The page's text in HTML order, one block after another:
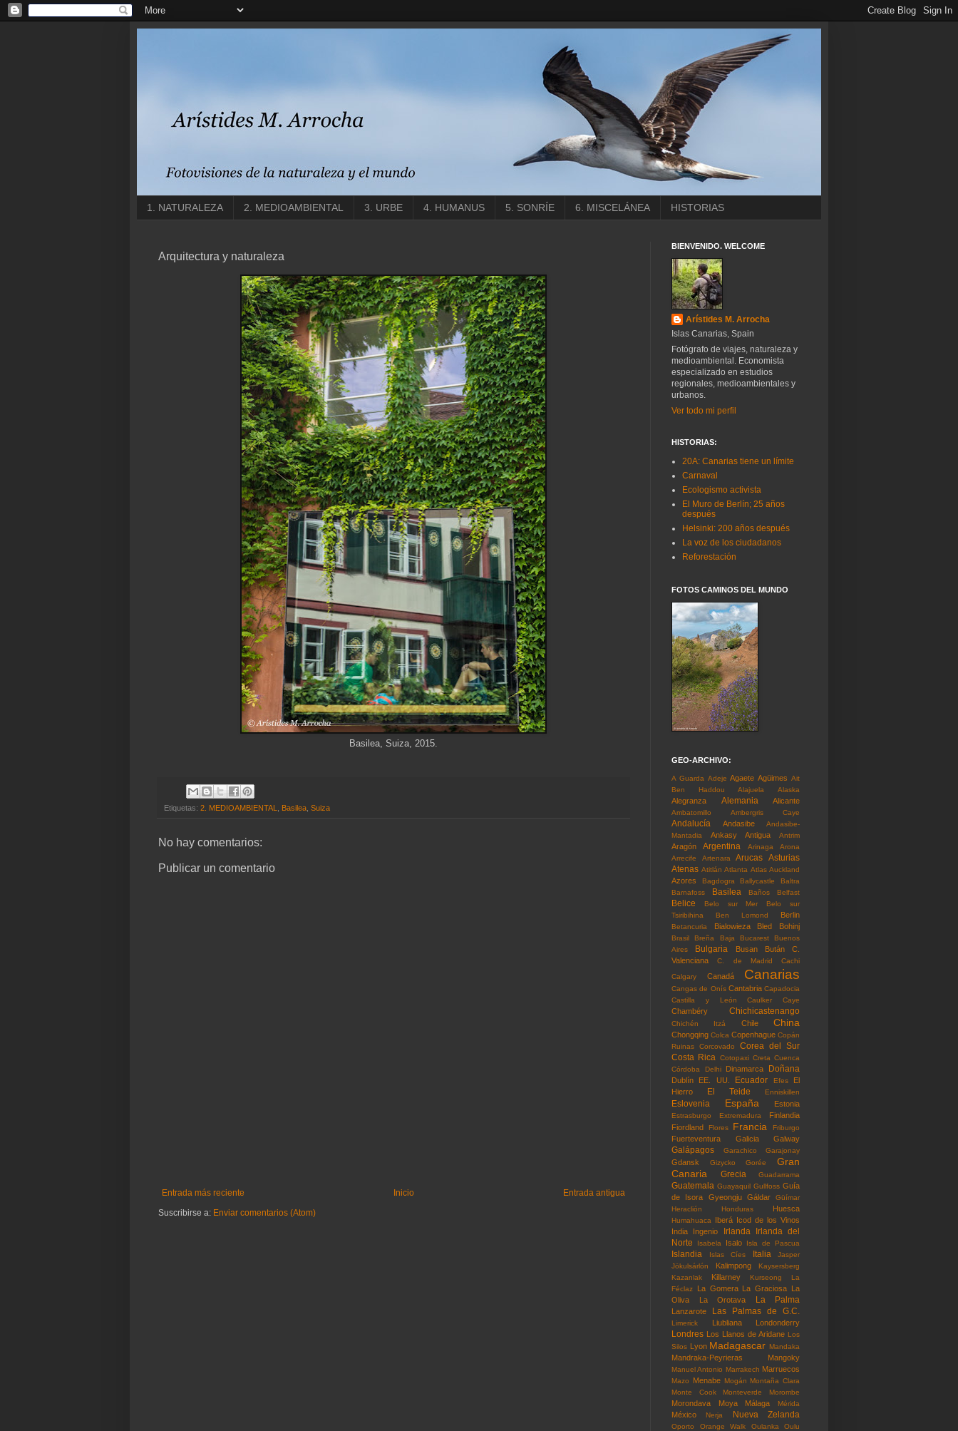
1. NATURALEZA 2. MEDIOAMBIENTAL 3. URBE 4. HUMANUS 5. SONRÍE 6. MISCELÁNEA HISTORIAS
Arquitectura y naturaleza
Basilea, Suiza, 2015.
Etiquetas: 2. MEDIOAMBIENTAL Basilea Suiza
No hay comentarios:
Publicar un comentario
Entrada más reciente Entrada antigua
Inicio
Suscribirse a: Enviar comentarios (Atom)
BIENVENIDO. WELCOME
Arístides M. Arrocha
Islas Canarias, Spain
Fotógrafo de viajes, naturaleza y
medioambiental. Economista
especializado en estudios
regionales, medioambientales y
urbanos.
Ver todo mi perfil
HISTORIAS:
20A: Canarias tiene un límite
Carnaval
Ecologismo activista
El Muro de Berlín; 25 años
después
Helsinki: 200 años después
La voz de los ciudadanos
Reforestación
FOTOS CAMINOS DEL MUNDO
GEO-ARCHIVO:
A Guarda Adeje Agaete Agüimes Ait
Ben Haddou
Alajuela Alaska
Alegranza Alemania Alicante
Ambatomillo Ambergris Caye
Andalucía Andasibe
Andasibe-
Mantadia
Ankasy Antigua Antrim
Aragón Argentina Arinaga
Arona
Arrecife
Artenara Arucas Asturias
Atenas Atitlán Atlanta Atlas Auckland
Azores Bagdogra Ballycastle
Baltra
Barnafoss
Basilea Baños Belfast
Belice Belo sur Mer
Belo sur
Tsiribihina
Ben Lomond Berlin
Betancuria Bialowieza Bled Bohinj
Brasil Breña Baja Bucarest
Buenos
Aires
Bulgaria Busan Bután
C.
Valenciana
C. de Madrid
Cachi
Calgary
Canadá Canarias
Cangas de Onís Cantabria Capadocia
Castilla y León
Caulker Caye
Chambéry Chichicastenango
Chichén Itzá Chile China
Chongqing Colca Copenhague Copán
Ruinas
Corcovado
Corea del Sur
Costa Rica
Cotopaxi Creta Cuenca
Córdoba
Delhi Dinamarca Doñana
Dublín EE. UU. Ecuador Efes
El
Hierro
El Teide Enniskillen
Eslovenia España Estonia
Estrasburgo Extremadura
Finlandia
Fiordland
Flores Francia Friburgo
Fuerteventura Galicia Galway
Galápagos Garachico Garajonay
Gdansk Gizycko Gorée
Gran
Canaria
Grecia Guadarrama
Guatemala Guayaquil Gullfoss Guía
de Isora
Gyeongju Gáldar
Güímar
Heraclión
Honduras Huesca
Humahuaca Iberá Icod de los Vinos
India
Ingenio Irlanda
Irlanda del
Norte
Isabela Isalo Isla de Pascua
Islandia Islas Cíes Italia
Jasper
Jökulsárlón
Kalimpong
Kaysersberg
Kazanlak
Killarney Kurseong
La
Féclaz
La Gomera La Graciosa La
Oliva
La Orotava La Palma
Lanzarote Las Palmas de G.C.
Limerick Liubliana Londonderry
Londres Los Llanos de Aridane Los
Silos Lyon Madagascar Mandaka
Mandraka-Peyrieras Mangoky
Manuel Antonio Marrakech Marruecos
Mazo Menabe Mogán Montaña Clara
Monte Cook
Monteverde Morombe
Morondava Moya Málaga Mérida
México Nerja Nueva Zelanda
Oporto Orange Walk Oulanka
Oulu